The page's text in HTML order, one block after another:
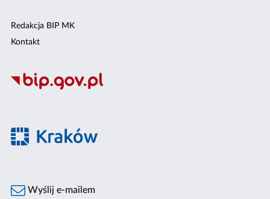
Redakcja BIP MK
Kontakt
Wyślij e-mailem